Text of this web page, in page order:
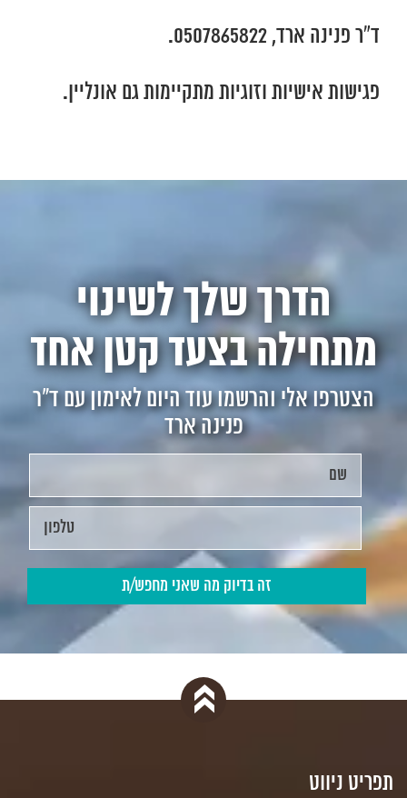
ד”ר פנינה ארד, 0507865822.
פגישות אישיות וזוגיות מתקיימות גם אונליין.
הדרך שלך לשינוי
מתחילה בצעד קטן אחד
הצטרפו אלי והרשמו עוד היום לאימון עם ד"ר
פנינה ארד
תפריט ניווט